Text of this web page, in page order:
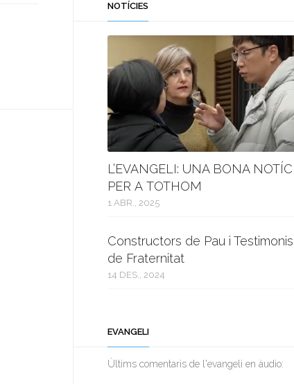
NOTÍCIES
L’EVANGELI: UNA BONA
PER A TOTHOM
1 ABR., 2025
Constructors de Pau i Testimonis
de Fraternitat
14 DES., 2024
EVANGELI
Ùltims comentaris de l'evangeli en àudio: